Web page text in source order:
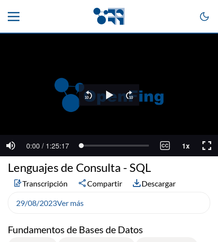
Fundamentos de Bases de Datos
Lenguajes de Consulta - SQL
Transcripción Compartir Descargar
29/08/2023Ver más